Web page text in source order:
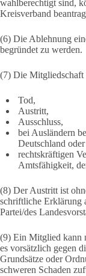
wahlberechtigt sind,
Kreisverband
(6) Die Ablehnung
begründet zu werden.
(7) Die Mitgliedschaft
Tod,
Austritt,
Ausschluss,
bei Ausländern
Deutschland
rechtskräftigen
Amtsfähigkeit,
(8) Der Austritt ist
schriftliche Erklärung
Partei/des
(9) Ein Mitglied kann
es vorsätzlich gegen
Grundsätze oder
schweren Schaden